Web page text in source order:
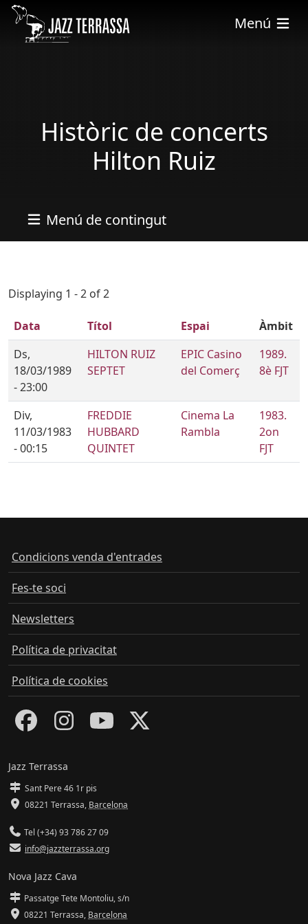
Vés al contingut
Menú
Històric de concerts
Hilton Ruiz
Menú de contingut
Displaying 1 - 2 of 2
Data Títol Espai
Àmbit
Ds,
18/03/1989
- 23:00
HILTON RUIZ
SEPTET
EPIC Casino
del Comerç
1989.
8è FJT
Div,
11/03/1983
- 00:15
FREDDIE
HUBBARD
QUINTET
Cinema La
Rambla
1983.
2on
FJT
Condicions venda d'entrades
Fes-te soci
Newsletters
Política de privacitat
Política de cookies
Jazz Terrassa
Sant Pere 46 1r pis
08221 Terrassa, Barcelona
Tel (+34) 93 786 27 09
info@jazzterrassa.org
Nova Jazz Cava
Passatge Tete Montoliu, s/n
08221 Terrassa, Barcelona